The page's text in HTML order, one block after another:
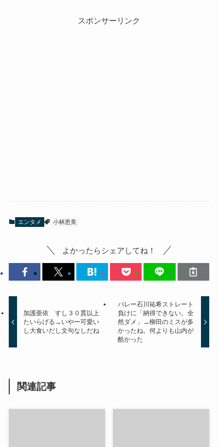
スポンサーリンク
エンタメ 小林恵美
よかったらシェアしてね！
加護亜依 すし３０貫以上
たいらげる→いやー可愛い
し大食いだし文句なしだね
バレー石川祐希ストレート
負けに「納得できない。全
然ダメ」→柳田のミスが多
かったね。何よりも山内が
酷かった
関連記事